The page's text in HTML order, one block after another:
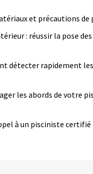
et précautions de
: réussir la pose des
détecter rapidement les
les abords de votre
à un pisciniste certifié